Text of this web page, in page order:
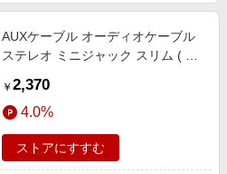
AUXケーブル オーディオケーブル
ステレオ ミニジャック スリム ( ラ
プラグ ) ストレート φ 3.5mm 1ｍ
ブラック 黒 AX-L35D10BK ブラッ
ク
￥ 2,370
4.0%
ストアにすすむ